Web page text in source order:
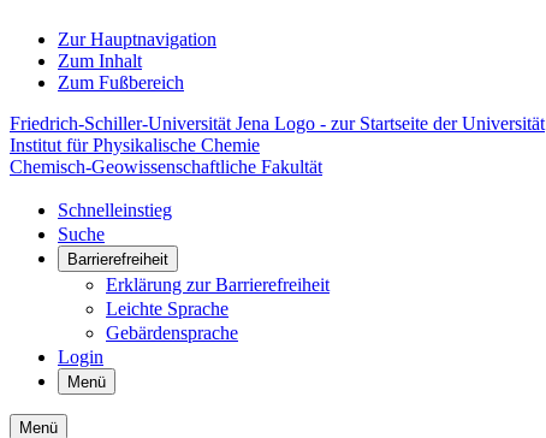
Zur Hauptnavigation
Zum Inhalt
Zum Fußbereich
Friedrich-Schiller-Universität Jena Logo - zur Startseite der Universität
Institut für Physikalische Chemie
Chemisch-Geowissenschaftliche Fakultät
Schnelleinstieg
Suche
Barrierefreiheit
Erklärung zur Barrierefreiheit
Leichte Sprache
Gebärdensprache
Login
Menü
Menü